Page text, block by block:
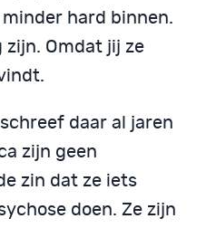
hard binnen.
zijn. Omdat jij ze
daar al jaren
zijn geen
zin dat ze iets
doen. Ze zijn